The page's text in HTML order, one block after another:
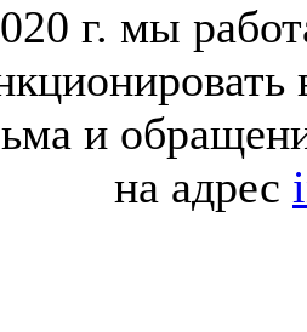
г. мы
и
на адрес